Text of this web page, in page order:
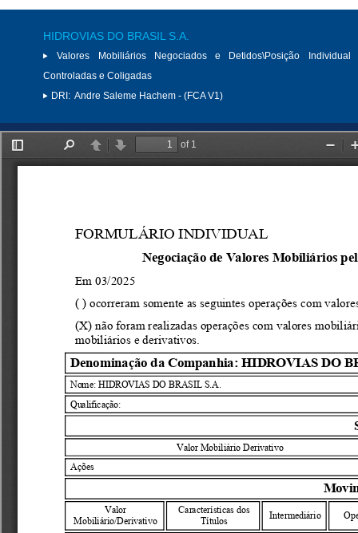
HIDROVIAS DO BRASIL S.A.
Valores Mobiliários Negociados e Detidos\Posição
Controladas e Coligadas
DRI: Andre Saleme Hachem - (FCA V1)